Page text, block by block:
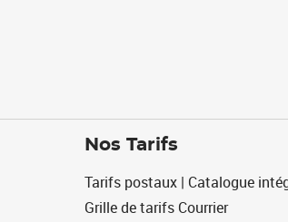
Nos Tarifs
Tarifs postaux | Catalogue
Grille de tarifs Courrier